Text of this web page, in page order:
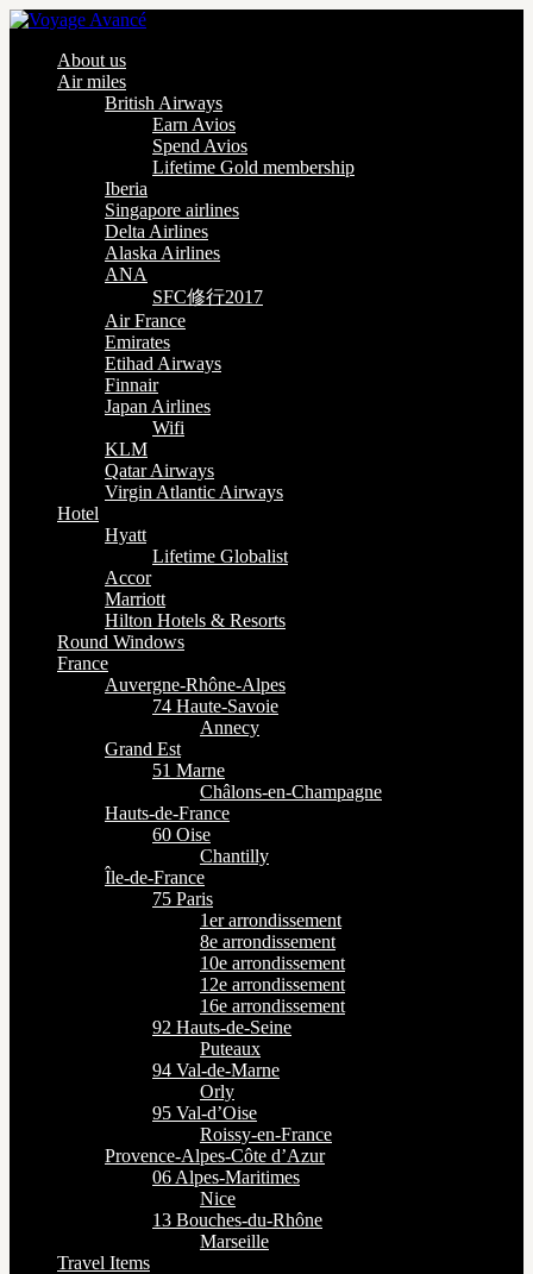
About us
Air miles
British Airways
Earn Avios
Spend Avios
Lifetime Gold membership
Iberia
Singapore airlines
Delta Airlines
Alaska Airlines
ANA
SFC修行2017
Air France
Emirates
Etihad Airways
Finnair
Japan Airlines
Wifi
KLM
Qatar Airways
Virgin Atlantic Airways
Hotel
Hyatt
Lifetime Globalist
Accor
Marriott
Hilton Hotels & Resorts
Round Windows
France
Auvergne-Rhône-Alpes
74 Haute-Savoie
Annecy
Grand Est
51 Marne
Châlons-en-Champagne
Hauts-de-France
60 Oise
Chantilly
Île-de-France
75 Paris
1er arrondissement
8e arrondissement
10e arrondissement
12e arrondissement
16e arrondissement
92 Hauts-de-Seine
Puteaux
94 Val-de-Marne
Orly
95 Val-d’Oise
Roissy-en-France
Provence-Alpes-Côte d’Azur
06 Alpes-Maritimes
Nice
13 Bouches-du-Rhône
Marseille
Travel Items